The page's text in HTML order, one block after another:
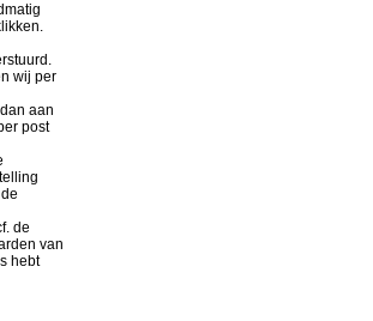
wij per
aan
post
de
van
hebt